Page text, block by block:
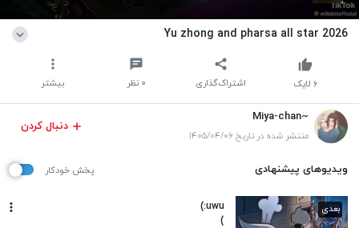
Yu zhong and pharsa all star 2026
اشتراک‌گذاری ۰ نظر بیشتر ۶ لایک
~Miya-chan
منتشر شده در تاریخ ۱۴۰۵/۰۴/۰۶
دنبال کردن
ویدیوهای پیشنهادی پخش خودکار
بعدی
uwu:)
)